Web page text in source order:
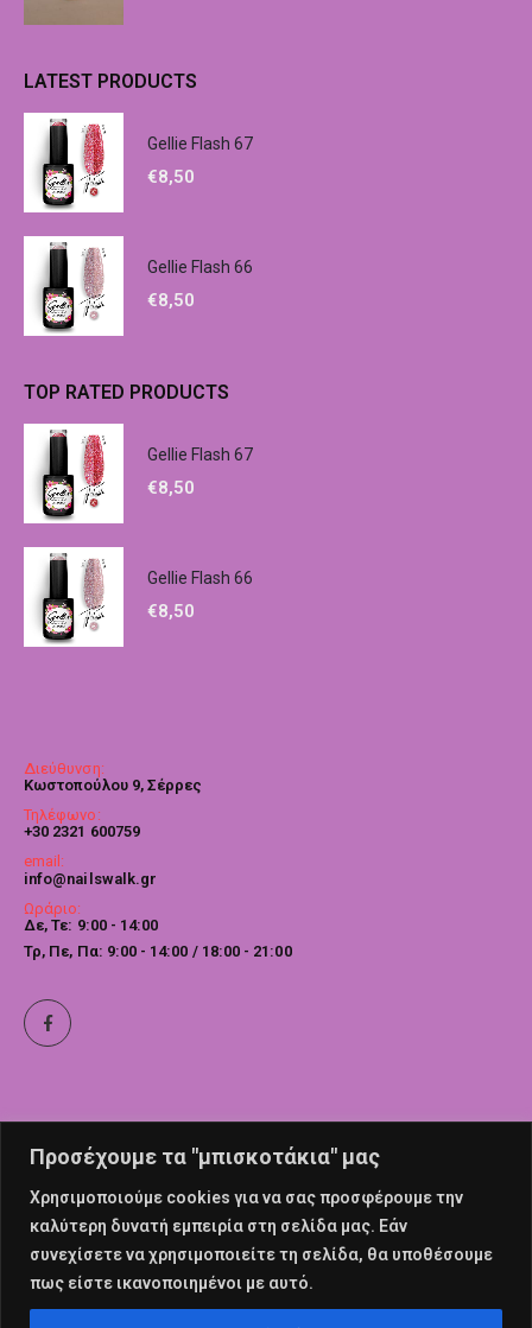
Προσέχουμε τα "μπισκοτάκια" μας
Χρησιμοποιούμε cookies για να σας προσφέρουμε την
καλύτερη δυνατή εμπειρία στη σελίδα μας. Εάν
συνεχίσετε να χρησιμοποιείτε τη σελίδα, θα υποθέσουμε
πως είστε ικανοποιημένοι με αυτό.
LATEST PRODUCTS
Gellie Flash 67
€8,50
Gellie Flash 66
€8,50
TOP RATED PRODUCTS
Gellie Flash 67
€8,50
Gellie Flash 66
€8,50
Διεύθυνση:
Κωστοπούλου 9, Σέρρες
Τηλέφωνο:
+30 2321 600759
email:
info@nailswalk.gr
Ωράριο:
Δε, Τε: 9:00 - 14:00
Τρ, Πε, Πα: 9:00 - 14:00 / 18:00 - 21:00
© nailswalk 2022. All Rights Reserved